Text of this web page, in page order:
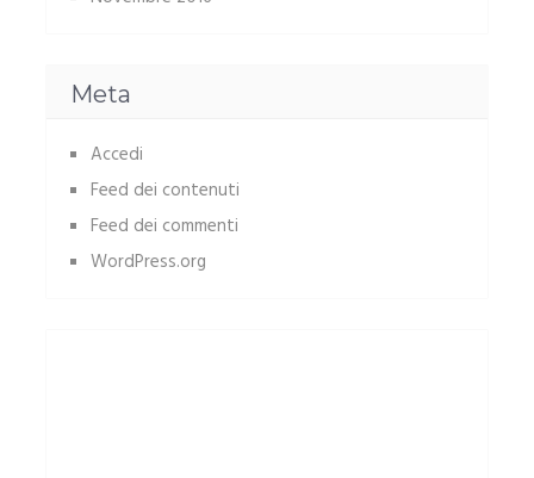
Meta
Accedi
Feed dei contenuti
Feed dei commenti
WordPress.org